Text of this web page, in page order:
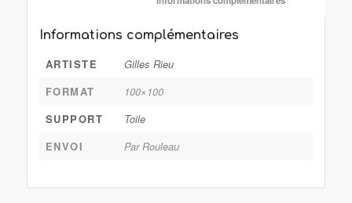
Informations complémentaires
ARTISTE
Gilles Rieu
FORMAT
100×100
SUPPORT
Toile
ENVOI
Par Rouleau